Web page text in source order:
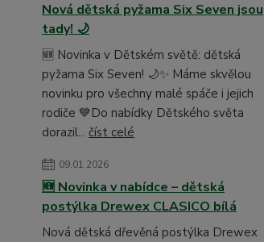
Nová dětská pyžama Six Seven jsou
tady! 🌙
🆕 Novinka v Dětském světě: dětská
pyžama Six Seven! 🌙✨ Máme skvělou
novinku pro všechny malé spáče i jejich
rodiče 💙Do nabídky Dětského světa
dorazil... číst celé
09.01.2026
🆕 Novinka v nabídce – dětská
postýlka Drewex CLASICO bílá
Nová dětská dřevěná postýlka Drewex